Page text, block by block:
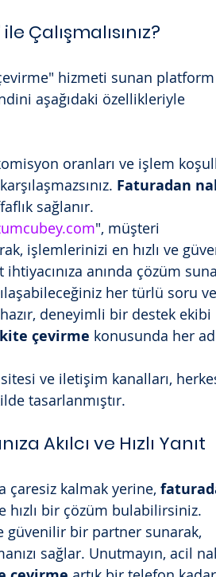
ile Çalışmalısınız?
hizmeti sunan platform
aşağıdaki özellikleriyle
oranları ve işlem
Faturadan
sağlanır.
", müşteri
işlemlerinizi en hızlı ve
anında çözüm
her türlü soru ve
deneyimli bir destek ekibi
çevirme konusunda her
ve iletişim kanalları,
tasarlanmıştır.
Akılcı ve Hızlı Yanıt
çaresiz kalmak yerine,
hızlı bir çözüm bulabilirsiniz.
güvenilir bir partner sunarak,
sağlar. Unutmayın, acil